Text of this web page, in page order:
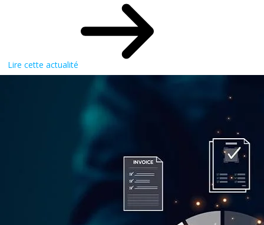
Lire cette actualité